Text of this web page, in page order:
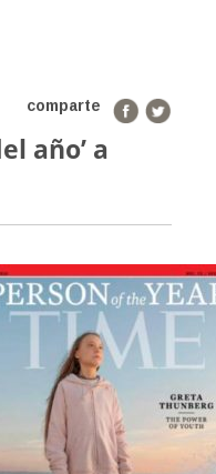
comparte
año’ a